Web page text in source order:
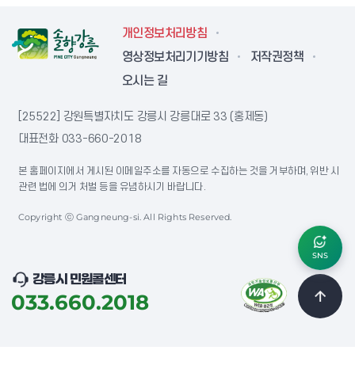
개인정보처리방침
영상정보처리기기방침
저작권정책
오시는 길
[25522] 강원특별자치도 강릉시 강릉대로 33 (홍제동)
대표전화 033-660-2018
본 홈페이지에서 게시된 이메일주소를 자동으로 수집하는 것을 거부하며, 위반 시
관련 법에 의거 처벌 등을 유념하시기 바랍니다.
Copyright ⓒ Gangneung-si. All Rights Reserved.
강릉시 민원콜센터
033.660.2018
SNS